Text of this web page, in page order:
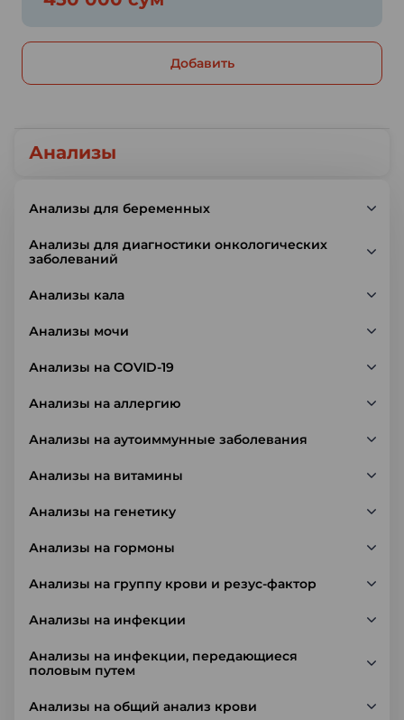
Анализы
Анализы для беременных
Анализы для диагностики онкологических
заболеваний
Анализы кала
Анализы мочи
Анализы на COVID-19
Анализы на аллергию
Анализы на аутоиммунные заболевания
Анализы на витамины
Анализы на генетику
Анализы на гормоны
Анализы на группу крови и резус-фактор
Анализы на инфекции
Анализы на инфекции, передающиеся
половым путем
Анализы на общий анализ крови
Добавить